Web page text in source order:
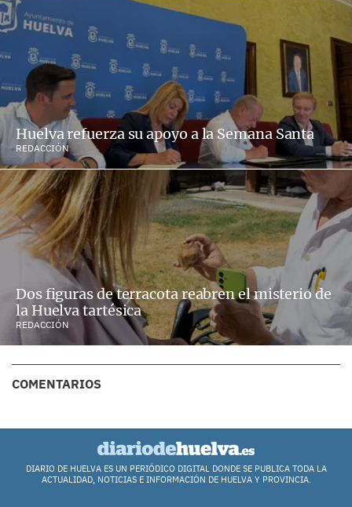
Huelva refuerza su apoyo a la Semana Santa
REDACCIÓN
Dos figuras de terracota reabren el misterio de
la Huelva tartésica
REDACCIÓN
COMENTARIOS
DIARIO DE HUELVA ES UN PERIÓDICO DIGITAL DONDE SE PUBLICA TODA LA
ACTUALIDAD, NOTICIAS E INFORMACIÓN DE HUELVA Y PROVINCIA.